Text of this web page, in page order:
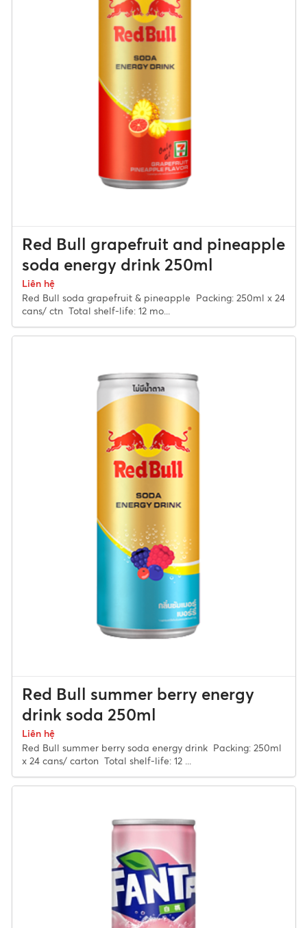
Red Bull grapefruit and pineapple
soda energy drink 250ml
Liên hệ
Red Bull soda grapefruit & pineapple Packing: 250ml x 24
cans/ ctn Total shelf-life: 12 mo...
Red Bull summer berry energy
drink soda 250ml
Liên hệ
Red Bull summer berry soda energy drink Packing: 250ml
x 24 cans/ carton Total shelf-life: 12 ...